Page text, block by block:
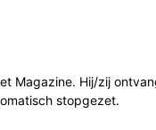
Magazine. Hij/zij
stopgezet.